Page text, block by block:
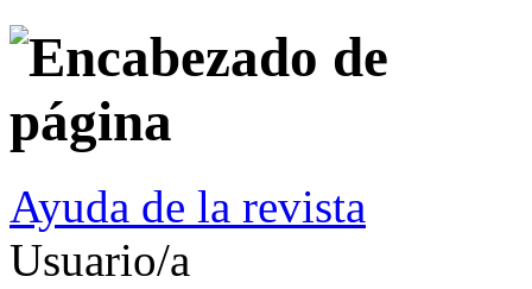
Ayuda de la revista
Usuario/a